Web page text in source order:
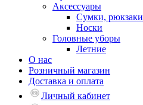
Аксессуары
Сумки, рюкзаки
Носки
Головные уборы
Летние
О нас
Розничный магазин
Доставка и оплата
Личный кабинет